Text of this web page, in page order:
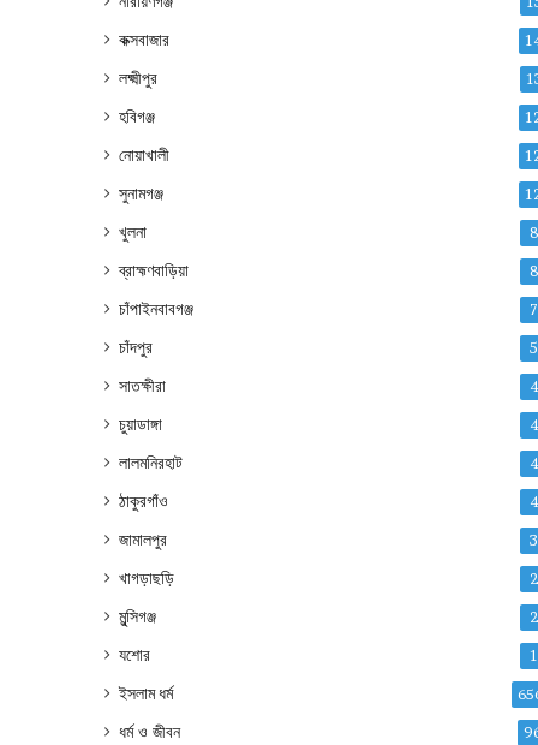
কক্সবাজার
লক্ষ্মীপুর
হবিগঞ্জ
নোয়াখালী
সুনামগঞ্জ
খুলনা 8
ব্রাহ্মণবাড়িয়া 8
চাঁপাইনবাবগঞ্জ 7
চাঁদপুর 5
সাতক্ষীরা 4
চুয়াডাঙ্গা 4
লালমনিরহাট 4
ঠাকুরগাঁও 4
জামালপুর 3
খাগড়াছড়ি 2
মুন্সিগঞ্জ 2
যশোর 1
ইসলাম ধর্ম
ধর্ম ও জীবন